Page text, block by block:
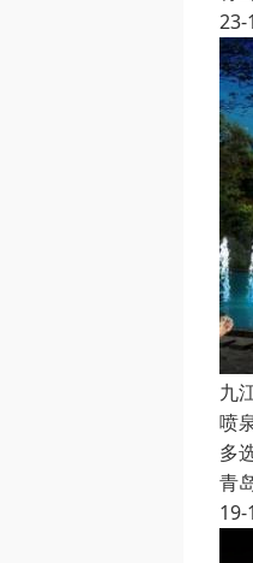
23-
九
喷
多
青
19-